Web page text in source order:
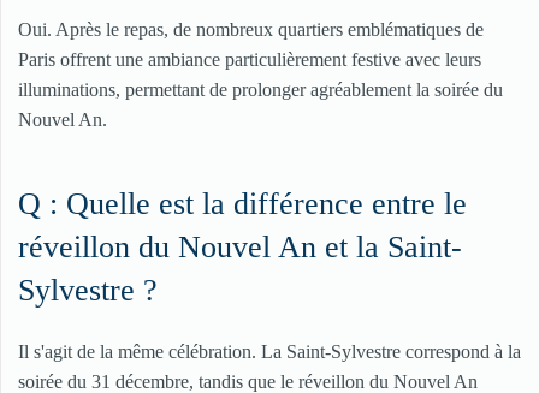
Oui. Après le repas, de nombreux quartiers emblématiques de
Paris offrent une ambiance particulièrement festive avec leurs
illuminations, permettant de prolonger agréablement la soirée du
Nouvel An.
Q : Quelle est la différence entre le
réveillon du Nouvel An et la Saint-
Sylvestre ?
Il s'agit de la même célébration. La Saint-Sylvestre correspond à la
soirée du 31 décembre, tandis que le réveillon du Nouvel An